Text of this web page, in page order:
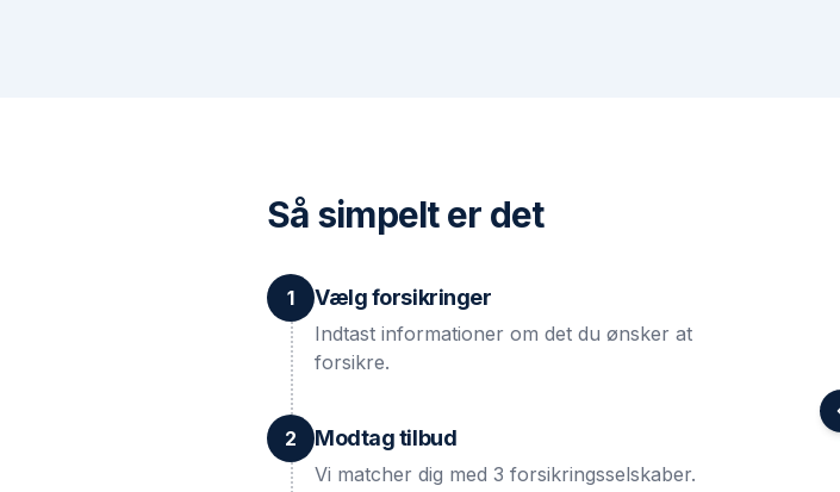
Så simpelt er det
1 Vælg forsikringer
Indtast informationer om det du ønsker at
forsikre.
2 Modtag tilbud
Vi matcher dig med 3 forsikringsselskaber.